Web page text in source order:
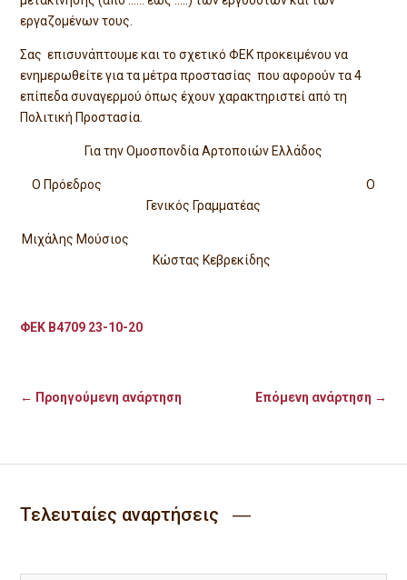
εργαζομένων τους.
Σας επισυνάπτουμε και το σχετικό ΦΕΚ προκειμένου να
ενημερωθείτε για τα μέτρα προστασίας που αφορούν τα 4
επίπεδα συναγερμού όπως έχουν χαρακτηριστεί από τη
Πολιτική Προστασία.
Για την Ομοσπονδία Αρτοποιών Ελλάδος
Ο Πρόεδρος Ο
Γενικός Γραμματέας
Μιχάλης Μούσιος
Κώστας Κεβρεκίδης
ΦΕΚ Β4709 23-10-20
← Προηγούμενη ανάρτηση Επόμενη ανάρτηση →
Τελευταίες αναρτήσεις ―